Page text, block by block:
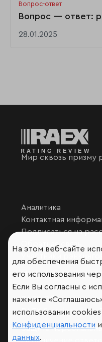
Вопрос-ответ
Вопрос — ответ:
28.01.2025
Мир сквозь призму
Аналитика
Контактная
Подписаться на
Обратная связь
Участники рэнкингов
Мы в социальных
VK
RAEX Образование
RAEX Sustainability –
Защита
На этом веб-сайте
для обеспечения
его использования
Если Вы согласны с
нажмите
использовании
Конфиденциальности и
данных.